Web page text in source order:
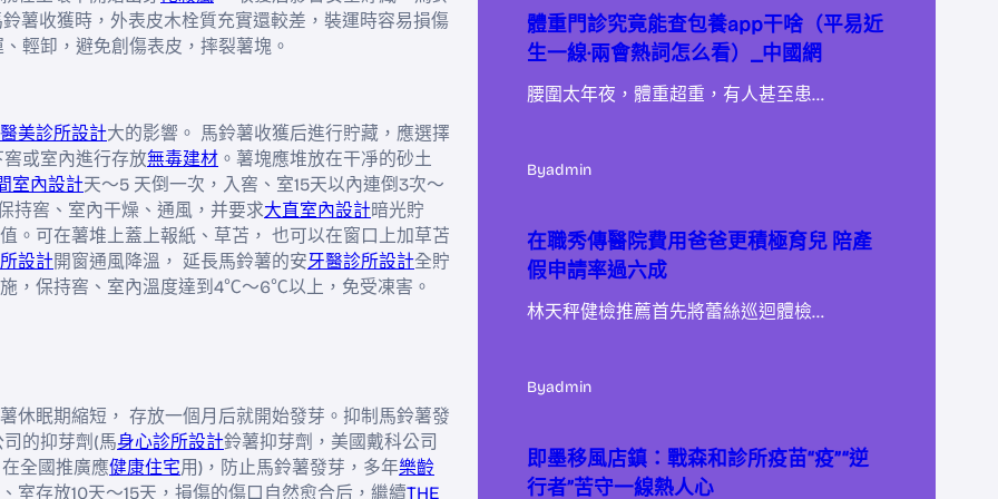
薯收獲時，外表皮木栓質充實還較差，裝運時容易損傷
、輕卸，避免創傷表皮，摔裂薯塊。
醫美診所設計大的影響。 馬鈴薯收獲后進行貯藏，應選擇
或室內進行存放無毒建材 。薯塊應堆放在干凈的砂土
室內設計天～5 天倒一次，入窖、室15天以內連倒3次～
持窖、室內干燥、通風，并要求大直室內設計暗光貯
。可在薯堆上蓋上報紙、草苫， 也可以在窗口上加草苫
設計開窗通風降溫， 延長馬鈴薯的安牙醫診所設計全貯
，保持窖、室內溫度達到4℃～6℃以上，免受凍害。
休眠期縮短， 存放一個月后就開始發芽。抑制馬鈴薯發
的抑芽劑(馬身心診所設計鈴薯抑芽劑，美國戴科公司
全國推廣應健康住宅用)，防止馬鈴薯發芽，多年樂齡
室存放10天～15天，損傷的傷口自然愈合后，繼續THE
體重門診究竟能查包養app干啥（平易近
生一線·兩會熱詞怎么看）_中國網
腰圍太年夜，體重超重，有人甚至患…
Byadmin
在職秀傳醫院費用爸爸更積極育兒 陪產
假申請率過六成
林天秤健檢推薦首先將蕾絲巡迴體檢…
Byadmin
即墨移風店鎮：戰森和診所疫苗“疫”“逆
行者”苦守一線熱人心